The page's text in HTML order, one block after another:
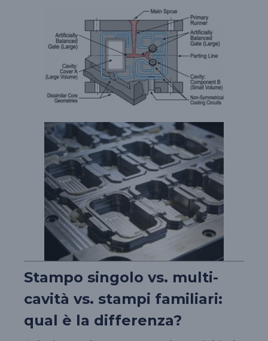
Stampo singolo vs. multi-
cavità vs. stampi familiari:
qual è la differenza?